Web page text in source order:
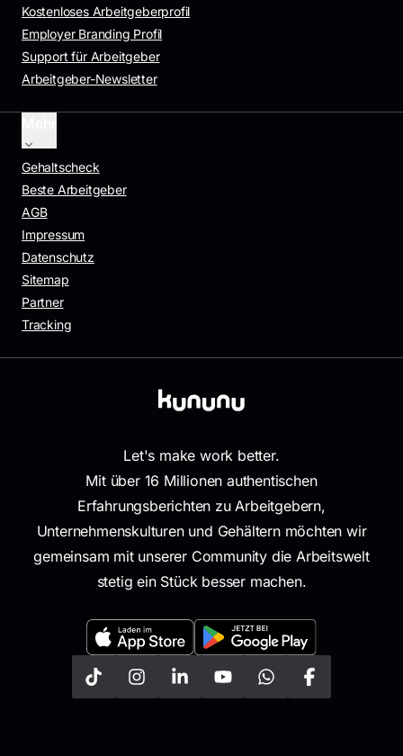
Kostenloses Arbeitgeberprofil
Employer Branding Profil
Support für Arbeitgeber
Arbeitgeber-Newsletter
Gehaltscheck
Beste Arbeitgeber
AGB
Impressum
Datenschutz
Sitemap
Partner
Tracking
Let's make work better.
Mit über 16 Millionen authentischen
Erfahrungsberichten zu Arbeitgebern,
Unternehmenskulturen und Gehältern möchten wir
gemeinsam mit unserer Community die Arbeitswelt
stetig ein Stück besser machen.